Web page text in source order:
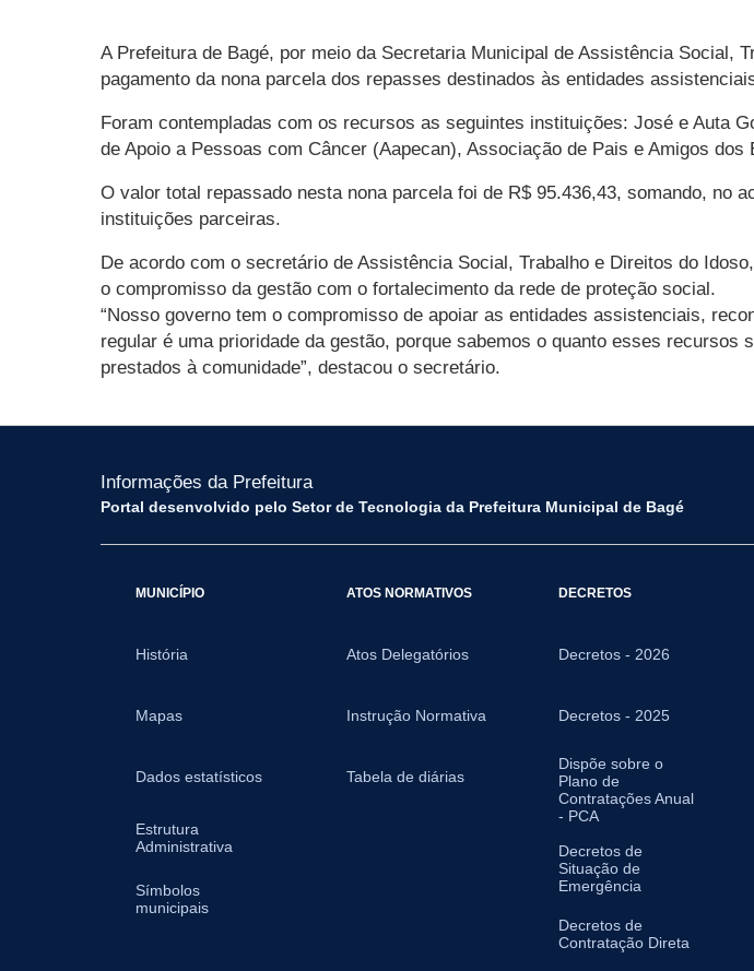
A Prefeitura de Bagé, por meio da Secretaria Municipal de Assistência Social,
pagamento da nona parcela dos repasses destinados às entidades
Foram contempladas com os recursos as seguintes instituições: José e Auta
de Apoio a Pessoas com Câncer (Aapecan), Associação de Pais e Amigos
O valor total repassado nesta nona parcela foi de R$ 95.436,43, somando, no
instituições parceiras.
De acordo com o secretário de Assistência Social, Trabalho e Direitos do
o compromisso da gestão com o fortalecimento da rede de proteção social.
“Nosso governo tem o compromisso de apoiar as entidades assistenciais,
regular é uma prioridade da gestão, porque sabemos o quanto esses
prestados à comunidade”, destacou o secretário.
Informações da Prefeitura
Portal desenvolvido pelo Setor de Tecnologia da Prefeitura Municipal de Bagé
MUNICÍPIO
História
Mapas
Dados estatísticos
Estrutura
Administrativa
Símbolos
municipais
ATOS NORMATIVOS
Atos Delegatórios
Instrução Normativa
Tabela de diárias
DECRETOS
Decretos - 2026
Decretos - 2025
Dispõe sobre o
Plano de
Contratações Anual
- PCA
Decretos de
Situação de
Emergência
Decretos de
Contratação Direta